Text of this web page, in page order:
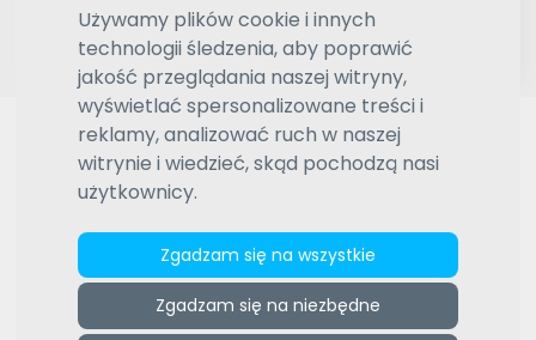
Używamy plików cookie i innych
technologii śledzenia, aby poprawić
jakość przeglądania naszej witryny,
wyświetlać spersonalizowane treści i
reklamy, analizować ruch w naszej
witrynie i wiedzieć, skąd pochodzą nasi
użytkownicy.
Zgadzam się na wszystkie
Zgadzam się na niezbędne
Znajdź tłumacza
Wyszukiwanie zaawansowane
Reklama
ZAMÓW REKLAMĘ W TYM MIEJSCU
e-tlumacze.net>Grzesiak Zemsta Tłumaczenia>Oferta
tłumaczenia - angielski–polski